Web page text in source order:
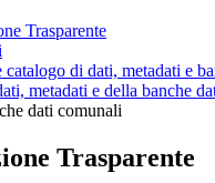
Trasparente
di dati, metadati e
metadati e della banche
dati comunali
Trasparente